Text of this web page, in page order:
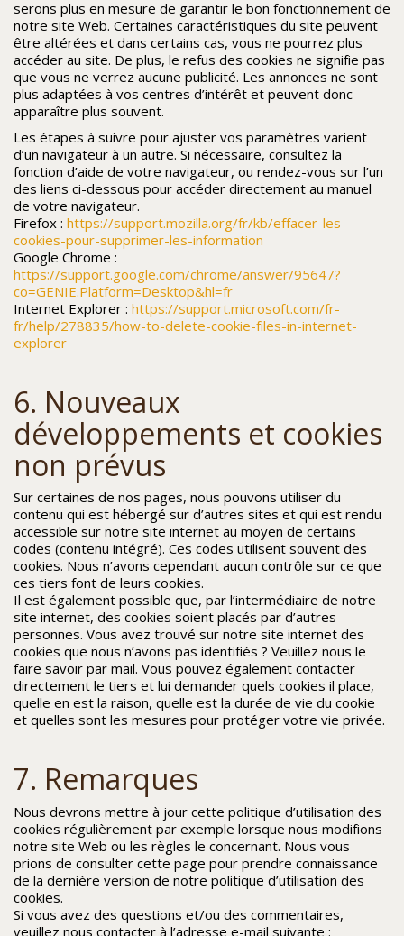
serons plus en mesure de garantir le bon fonctionnement de
notre site Web. Certaines caractéristiques du site peuvent
être altérées et dans certains cas, vous ne pourrez plus
accéder au site. De plus, le refus des cookies ne signifie pas
que vous ne verrez aucune publicité. Les annonces ne sont
plus adaptées à vos centres d’intérêt et peuvent donc
apparaître plus souvent.
Les étapes à suivre pour ajuster vos paramètres varient
d’un navigateur à un autre. Si nécessaire, consultez la
fonction d’aide de votre navigateur, ou rendez-vous sur l’un
des liens ci-dessous pour accéder directement au manuel
de votre navigateur.
Firefox : https://support.mozilla.org/fr/kb/effacer-les-
cookies-pour-supprimer-les-information
Google Chrome :
https://support.google.com/chrome/answer/95647?
co=GENIE.Platform=Desktop&hl=fr
Internet Explorer : https://support.microsoft.com/fr-
fr/help/278835/how-to-delete-cookie-files-in-internet-
explorer
6. Nouveaux
développements et cookies
non prévus
Sur certaines de nos pages, nous pouvons utiliser du
contenu qui est hébergé sur d’autres sites et qui est rendu
accessible sur notre site internet au moyen de certains
codes (contenu intégré). Ces codes utilisent souvent des
cookies. Nous n’avons cependant aucun contrôle sur ce que
ces tiers font de leurs cookies.
Il est également possible que, par l’intermédiaire de notre
site internet, des cookies soient placés par d’autres
personnes. Vous avez trouvé sur notre site internet des
cookies que nous n’avons pas identifiés ? Veuillez nous le
faire savoir par mail. Vous pouvez également contacter
directement le tiers et lui demander quels cookies il place,
quelle en est la raison, quelle est la durée de vie du cookie
et quelles sont les mesures pour protéger votre vie privée.
7. Remarques
Nous devrons mettre à jour cette politique d’utilisation des
cookies régulièrement par exemple lorsque nous modifions
notre site Web ou les règles le concernant. Nous vous
prions de consulter cette page pour prendre connaissance
de la dernière version de notre politique d’utilisation des
cookies.
Si vous avez des questions et/ou des commentaires,
veuillez nous contacter à l’adresse e-mail suivante :